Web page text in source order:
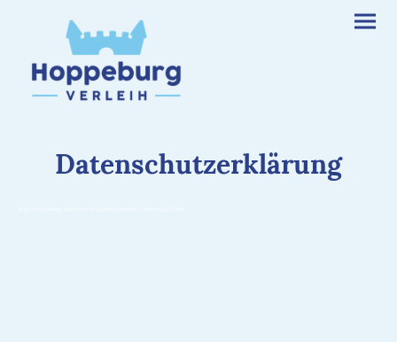
Datenschutzerklärung